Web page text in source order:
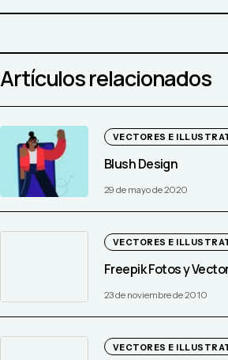
Artículos relacionados
VECTORES E
Blush Design
29 de mayo de 2020
VECTORES E
Freepik Fotos y
23 de noviembre de 2010
VECTORES E